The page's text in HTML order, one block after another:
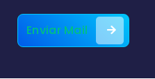
Enviar Mail